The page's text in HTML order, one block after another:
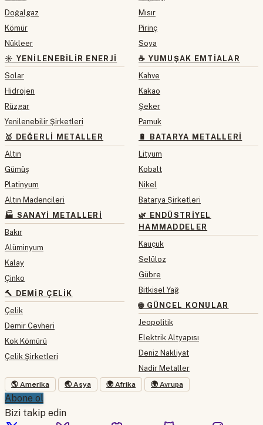
Doğalgaz
Kömür
Nükleer
☀️ YENILENEBILIR ENERJI
Solar
Hidrojen
Rüzgar
Yenilenebilir Şirketleri
🥇 DEĞERLI METALLER
Altın
Gümüş
Platinyum
Altın Madencileri
🏭 SANAYI METALLERI
Bakır
Alüminyum
Kalay
Çinko
🔨 DEMIR ÇELIK
Çelik
Demir Cevheri
Kok Kömürü
Çelik Şirketleri
Mısır
Pirinç
Soya
☕ YUMUŞAK EMTIALAR
Kahve
Kakao
Şeker
Pamuk
🔋 BATARYA METALLERI
Lityum
Kobalt
Nikel
Batarya Şirketleri
🌿 ENDÜSTRIYEL
HAMMADDELER
Kauçuk
Selüloz
Gübre
Bitkisel Yağ
🌐 GÜNCEL KONULAR
Jeopolitik
Elektrik Altyapısı
Deniz Nakliyat
Nadir Metaller
🌎 Amerika 🌏 Asya 🌍 Afrika 🌍 Avrupa
Abone ol
Bizi takip edin